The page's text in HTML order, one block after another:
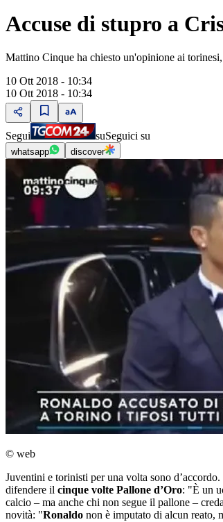
Accuse di stupro a
Mattino Cinque ha chiesto un'opinione ai
10 Ott 2018 - 10:34
10 Ott 2018 - 10:34
Segui suSeguici su
whatsapp discover
© web
Juventini e torinisti per una volta sono d’accordo.
difendere il cinque volte Pallone d’Oro: "È un
calcio – ma anche chi non segue il pallone –
novità: "Ronaldo non è imputato di alcun reato,